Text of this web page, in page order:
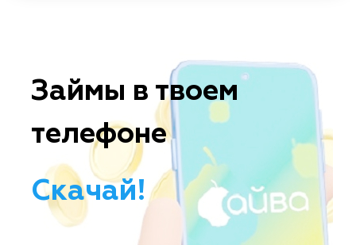
Займы в твоем
телефоне
Скачай!